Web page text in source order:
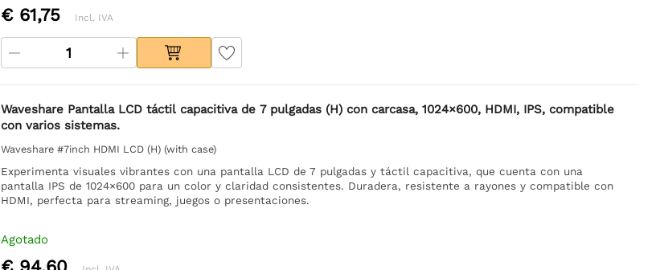
€ 61,75 Incl. IVA
Waveshare Pantalla LCD táctil capacitiva de 7 pulgadas (H) con carcasa, 1024×600, HDMI, IPS, compatible
con varios sistemas.
Waveshare #7inch HDMI LCD (H) (with case)
Experimenta visuales vibrantes con una pantalla LCD de 7 pulgadas y táctil capacitiva, que cuenta con una
pantalla IPS de 1024×600 para un color y claridad consistentes. Duradera, resistente a rayones y compatible con
HDMI, perfecta para streaming, juegos o presentaciones.
Agotado